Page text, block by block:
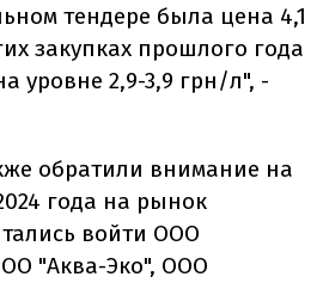
тендере была цена 4,1
закупках прошлого года
уровне 2,9-3,9 грн/л", -
обратили внимание на
года на рынок
войти ООО
"Аква-Эко", ООО